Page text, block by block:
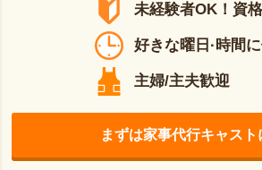
未経験者OK！資
好きな曜日·時間
主婦/主夫歓迎
まずは家事代行キャスト